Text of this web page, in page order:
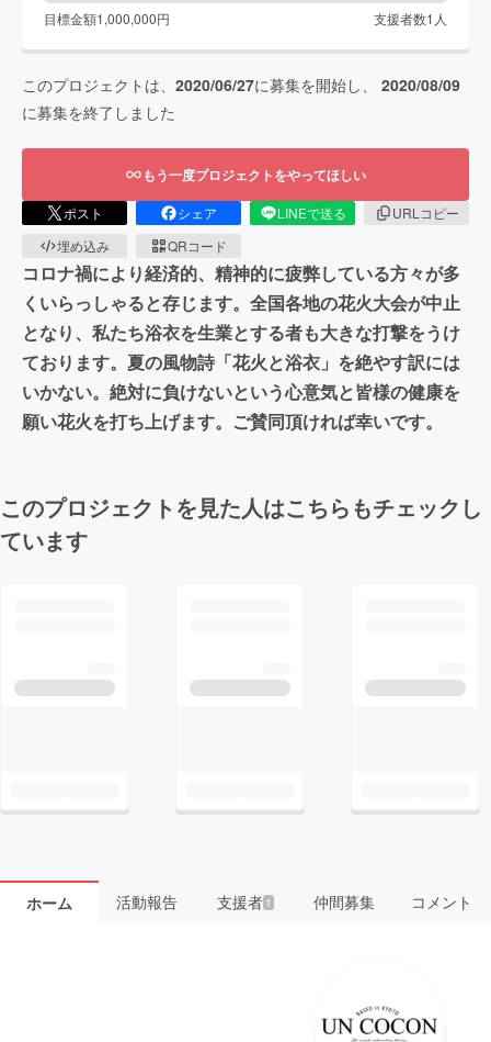
目標金額1,000,000円 支援者数1 人
このプロジェクトは、 2020/06/27に募集を開始し、 2020/08/09
に募集を終了しました
もう一度プロジェクトをやってほしい
ポスト シェア LINEで送る
URLコピー
埋め込み
QRコード
コロナ禍により経済的、精神的に疲弊している方々が多
くいらっしゃると存じます。全国各地の花火大会が中止
となり、私たち浴衣を生業とする者も大きな打撃をうけ
ております。夏の風物詩「花火と浴衣」を絶やす訳には
いかない。絶対に負けないという心意気と皆様の健康を
願い花火を打ち上げます。ご賛同頂ければ幸いです。
このプロジェクトを見た人はこちらもチェックし
ています
ホーム 活動報告 支援者 1 仲間募集 コメント